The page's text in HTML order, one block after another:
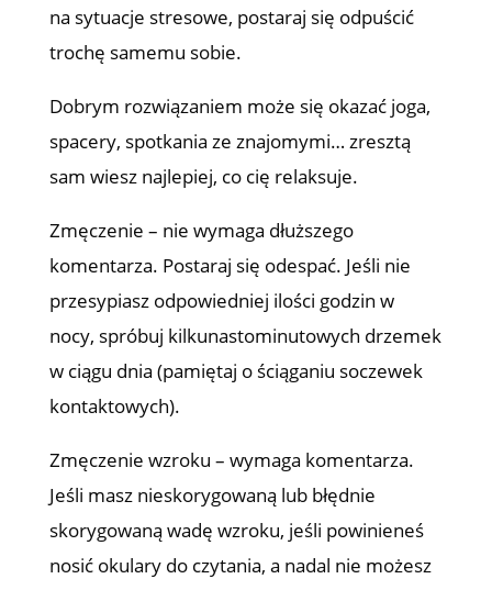
na sytuacje stresowe, postaraj się odpuścić
trochę samemu sobie.
Dobrym rozwiązaniem może się okazać joga,
spacery, spotkania ze znajomymi… zresztą
sam wiesz najlepiej, co cię relaksuje.
Zmęczenie – nie wymaga dłuższego
komentarza. Postaraj się odespać. Jeśli nie
przesypiasz odpowiedniej ilości godzin w
nocy, spróbuj kilkunastominutowych drzemek
w ciągu dnia (pamiętaj o ściąganiu soczewek
kontaktowych).
Zmęczenie wzroku – wymaga komentarza.
Jeśli masz nieskorygowaną lub błędnie
skorygowaną wadę wzroku, jeśli powinieneś
nosić okulary do czytania, a nadal nie możesz